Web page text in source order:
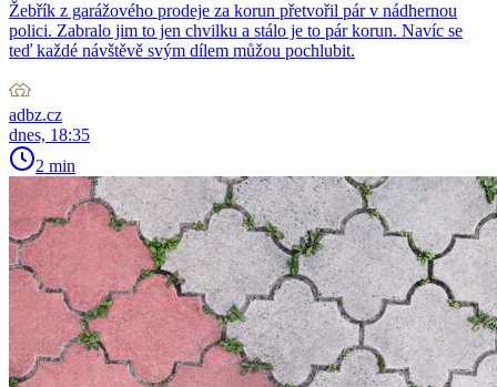
Žebřík z garážového prodeje za korun přetvořil pár v nádhernou
polici. Zabralo jim to jen chvilku a stálo je to pár korun. Navíc se
teď každé návštěvě svým dílem můžou pochlubit.
adbz.cz
dnes, 18:35
2 min